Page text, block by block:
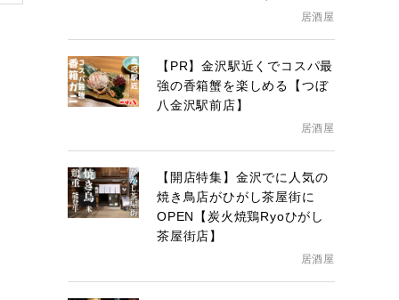
居酒屋
【PR】金沢駅近くでコスパ最
強の香箱蟹を楽しめる【つぼ
八金沢駅前店】
居酒屋
【開店特集】金沢でに人気の
焼き鳥店がひがし茶屋街に
OPEN【炭火焼鶏Ryoひがし
茶屋街店】
居酒屋